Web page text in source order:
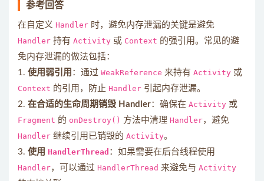
参考回答
在自定义 Handler 时，避免内存泄漏的关键是避免
Handler 持有 Activity 或 Context 的强引用。常见的避
免内存泄漏的做法包括：
1. 使用弱引用 ：通过 WeakReference 来持有 Activity 或
Context 的引用，防止 Handler 引起内存泄漏。
2. 在合适的生命周期销毁 Handler：确保在 Activity 或
Fragment 的 onDestroy() 方法中清理 Handler，避免
Handler 继续引用已销毁的 Activity。
3. 使用 HandlerThread ：如果需要在后台线程使用
Handler，可以通过 HandlerThread 来避免与 Activity